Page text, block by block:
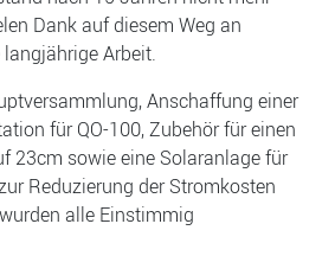
Dank auf diesem Weg an
Arbeit.
Anschaffung einer
für QO-100, Zubehör für einen
23cm sowie eine Solaranlage für
Reduzierung der Stromkosten
alle Einstimmig